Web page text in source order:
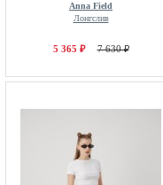
Anna Field
Лонгслив
5 365 ₽ 7 630 ₽